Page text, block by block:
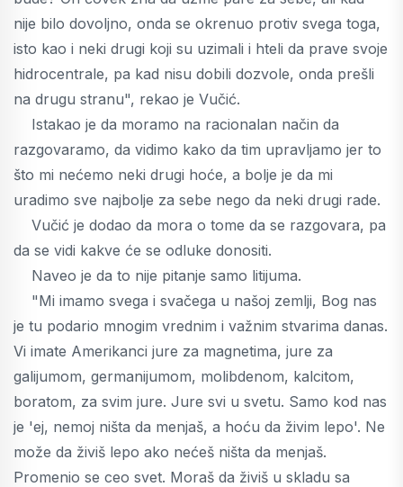
nije bilo dovoljno, onda se okrenuo protiv svega toga,
isto kao i neki drugi koji su uzimali i hteli da prave svoje
hidrocentrale, pa kad nisu dobili dozvole, onda prešli
na drugu stranu", rekao je Vučić.
Istakao je da moramo na racionalan način da
razgovaramo, da vidimo kako da tim upravljamo jer to
što mi nećemo neki drugi hoće, a bolje je da mi
uradimo sve najbolje za sebe nego da neki drugi rade.
Vučić je dodao da mora o tome da se razgovara, pa
da se vidi kakve će se odluke donositi.
Naveo je da to nije pitanje samo litijuma.
"Mi imamo svega i svačega u našoj zemlji, Bog nas
je tu podario mnogim vrednim i važnim stvarima danas.
Vi imate Amerikanci jure za magnetima, jure za
galijumom, germanijumom, molibdenom, kalcitom,
boratom, za svim jure. Jure svi u svetu. Samo kod nas
je 'ej, nemoj ništa da menjaš, a hoću da živim lepo'. Ne
može da živiš lepo ako nećeš ništa da menjaš.
Promenio se ceo svet. Moraš da živiš u skladu sa